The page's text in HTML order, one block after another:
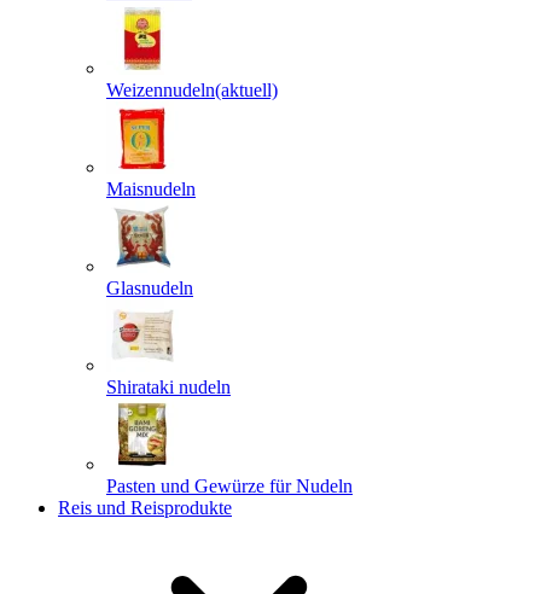
Weizennudeln(aktuell)
Maisnudeln
Glasnudeln
Shirataki nudeln
Pasten und Gewürze für Nudeln
Reis und Reisprodukte